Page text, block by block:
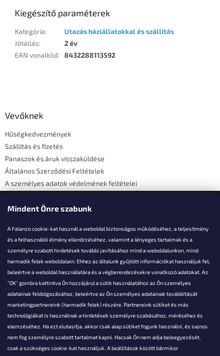
Mindent Önre szabunk
A Falanzo cookie-kat használ a weboldal biztonságos működéséhez, a teljesítmény
és a felhasználói élmény ellenőrzéséhez, valamint a lényeges tartalmak és a
személyre szabott hirdetések további javításához mind a weboldalunkon, mind
harmadik felek weboldalain. Ehhez az általunk gyűjtött információkat használjuk fel,
beleértve a weboldal használatára és a végberendezésekre vonatkozó adatokat. Az
"OK" gombra kattintva Ön hozzájárul a sütik használatához az Ön személyes
adatainak feldolgozásához, beleértve az Ön személyes adatainak továbbítását
marketingpartnereink (harmadik felek) részére. Partnereink sütiket és más
technológiákat is használnak a hirdetések személyre szabásához, méréséhez és
elemzéséhez. Ha ezt elutasítja, akkor csak alap sütiket fogunk használni, és sajnos
nem fog személyre szabott tartalmat kapni. Hacsak Ön nem adja beleegyezését,
csak a szükséges cookie-kat használjuk. A beállítások között bármikor
Kiegészítő paraméterek
Kategória:
Utazás háziállatokkal és szállítás
Jótállás:
2 év
EAN vonalkód: 8432288113592
Vevőknek
Hűségkedvezmények
Szállítás és fizetés
Panaszok és áruk visszaküldése
Általános Szerződési Feltételek
A személyes adatok védelmének feltételei
Elérhetőségi adatok
Akarsz kérdezni valamit?
info@falanzo.hu